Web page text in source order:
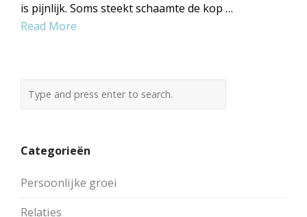
is pijnlijk. Soms steekt schaamte de kop …
Read More
Categorieën
Persoonlijke groei
Relaties